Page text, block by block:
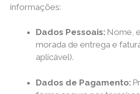
informações:
Dados Pessoais: Nome,
morada de entrega e
aplicável).
Dados de Pagamento: